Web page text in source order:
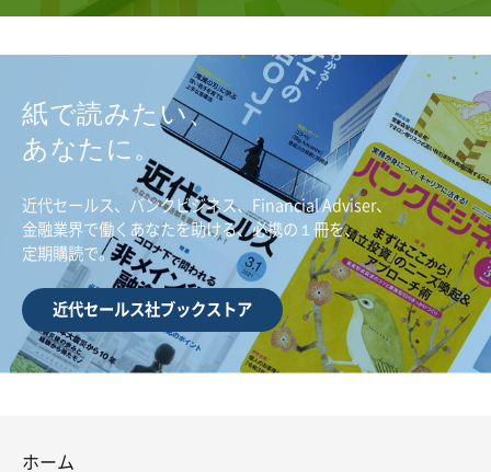
紙で読みたい、
あなたに。
近代セールス、バンクビジネス、Financial Adviser、
金融業界で働くあなたを助ける、必携の１冊を、
定期購読で。
近代セールス社ブックストア
ホーム